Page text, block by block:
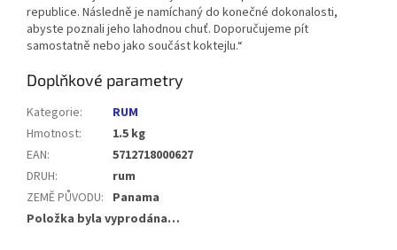
republice. Následně je namíchaný do konečné dokonalosti,
abyste poznali jeho lahodnou chuť. Doporučujeme pít
samostatně nebo jako součást koktejlu.“
Doplňkové parametry
Kategorie:
RUM
Hmotnost:
1.5 kg
EAN:
5712718000627
DRUH:
rum
ZEMĚ PŮVODU: Panama
Položka byla vyprodána…